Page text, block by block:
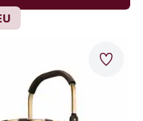
2 von 5.
Einkaufskorb
Stauraum